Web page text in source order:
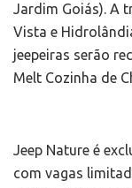
Jardim Goiás). A
Vista e
jeepeiras serão
Melt Cozinha de
Jeep Nature é
com vagas